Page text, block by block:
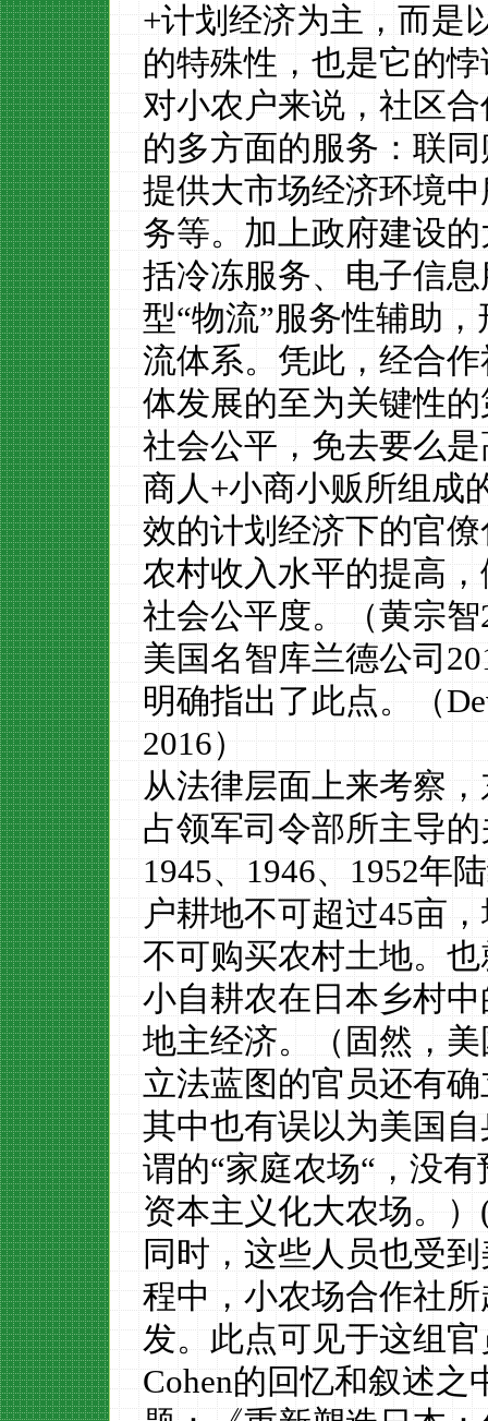
+计划经济为主，而是
的特殊性，也是它的
对小农户来说，社区
的多方面的服务：联
提供大市场经济环境
务等。加上政府建设
括冷冻服务、电子信
型“物流”服务性辅助，
流体系。凭此，经合
体发展的至为关键性的
社会公平，免去要么是
商人+小商小贩所组成
效的计划经济下的官
农村收入水平的提高
社会公平度。（黄宗智
美国名智库兰德公司
明确指出了此点。（
2016）
从法律层面上来考察
占领军司令部所主导
1945、1946、1952年
户耕地不可超过45亩
不可购买农村土地。
小自耕农在日本乡村
地主经济。（固然，美
立法蓝图的官员还有确
其中也有误以为美国
谓的“家庭农场“，没有
资本主义化大农场。）
同时，这些人员也受
程中，小农场合作社
发。此点可见于这组
Cohen的回忆和叙述之